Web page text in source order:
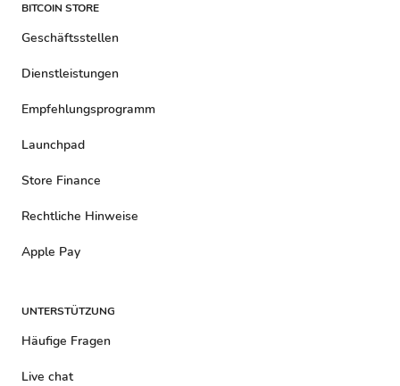
BITCOIN STORE
Geschäftsstellen
Dienstleistungen
Empfehlungsprogramm
Launchpad
Store Finance
Rechtliche Hinweise
Apple Pay
UNTERSTÜTZUNG
Häufige Fragen
Live chat